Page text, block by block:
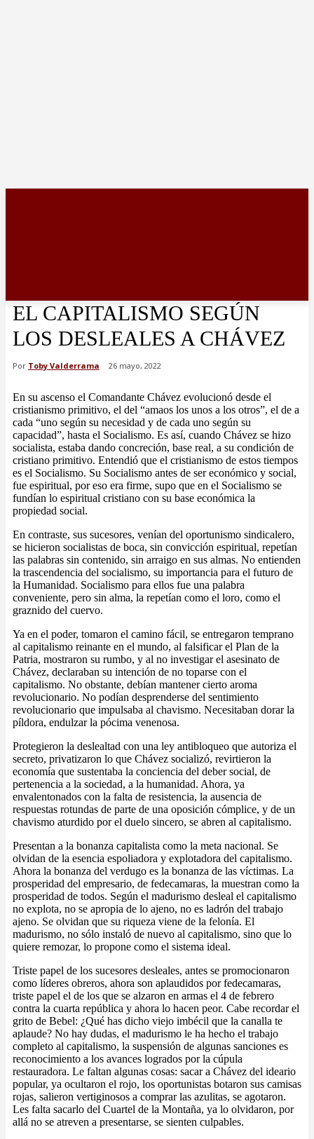
EL CAPITALISMO SEGÚN
LOS DESLEALES A CHÁVEZ
Por Toby Valderrama 26 mayo, 2022
En su ascenso el Comandante Chávez evolucionó desde el
cristianismo primitivo, el del “amaos los unos a los otros”, el de a
cada “uno según su necesidad y de cada uno según su
capacidad”, hasta el Socialismo. Es así, cuando Chávez se hizo
socialista, estaba dando concreción, base real, a su condición de
cristiano primitivo. Entendió que el cristianismo de estos tiempos
es el Socialismo. Su Socialismo antes de ser económico y social,
fue espiritual, por eso era firme, supo que en el Socialismo se
fundían lo espiritual cristiano con su base económica la
propiedad social.
En contraste, sus sucesores, venían del oportunismo sindicalero,
se hicieron socialistas de boca, sin convicción espiritual, repetían
las palabras sin contenido, sin arraigo en sus almas. No entienden
la trascendencia del socialismo, su importancia para el futuro de
la Humanidad. Socialismo para ellos fue una palabra
conveniente, pero sin alma, la repetían como el loro, como el
graznido del cuervo.
Ya en el poder, tomaron el camino fácil, se entregaron temprano
al capitalismo reinante en el mundo, al falsificar el Plan de la
Patria, mostraron su rumbo, y al no investigar el asesinato de
Chávez, declaraban su intención de no toparse con el
capitalismo. No obstante, debían mantener cierto aroma
revolucionario. No podían desprenderse del sentimiento
revolucionario que impulsaba al chavismo. Necesitaban dorar la
píldora, endulzar la pócima venenosa.
Protegieron la deslealtad con una ley antibloqueo que autoriza el
secreto, privatizaron lo que Chávez socializó, revirtieron la
economía que sustentaba la conciencia del deber social, de
pertenencia a la sociedad, a la humanidad. Ahora, ya
envalentonados con la falta de resistencia, la ausencia de
respuestas rotundas de parte de una oposición cómplice, y de un
chavismo aturdido por el duelo sincero, se abren al capitalismo.
Presentan a la bonanza capitalista como la meta nacional. Se
olvidan de la esencia espoliadora y explotadora del capitalismo.
Ahora la bonanza del verdugo es la bonanza de las víctimas. La
prosperidad del empresario, de fedecamaras, la muestran como la
prosperidad de todos. Según el madurismo desleal el capitalismo
no explota, no se apropia de lo ajeno, no es ladrón del trabajo
ajeno. Se olvidan que su riqueza viene de la felonía. El
madurismo, no sólo instaló de nuevo al capitalismo, sino que lo
quiere remozar, lo propone como el sistema ideal.
Triste papel de los sucesores desleales, antes se promocionaron
como líderes obreros, ahora son aplaudidos por fedecamaras,
triste papel el de los que se alzaron en armas el 4 de febrero
contra la cuarta república y ahora lo hacen peor. Cabe recordar el
grito de Bebel: ¿Qué has dicho viejo imbécil que la canalla te
aplaude? No hay dudas, el madurismo le ha hecho el trabajo
completo al capitalismo, la suspensión de algunas sanciones es
reconocimiento a los avances logrados por la cúpula
restauradora. Le faltan algunas cosas: sacar a Chávez del ideario
popular, ya ocultaron el rojo, los oportunistas botaron sus camisas
rojas, salieron vertiginosos a comprar las azulitas, se agotaron.
Les falta sacarlo del Cuartel de la Montaña, ya lo olvidaron, por
allá no se atreven a presentarse, se sienten culpables.